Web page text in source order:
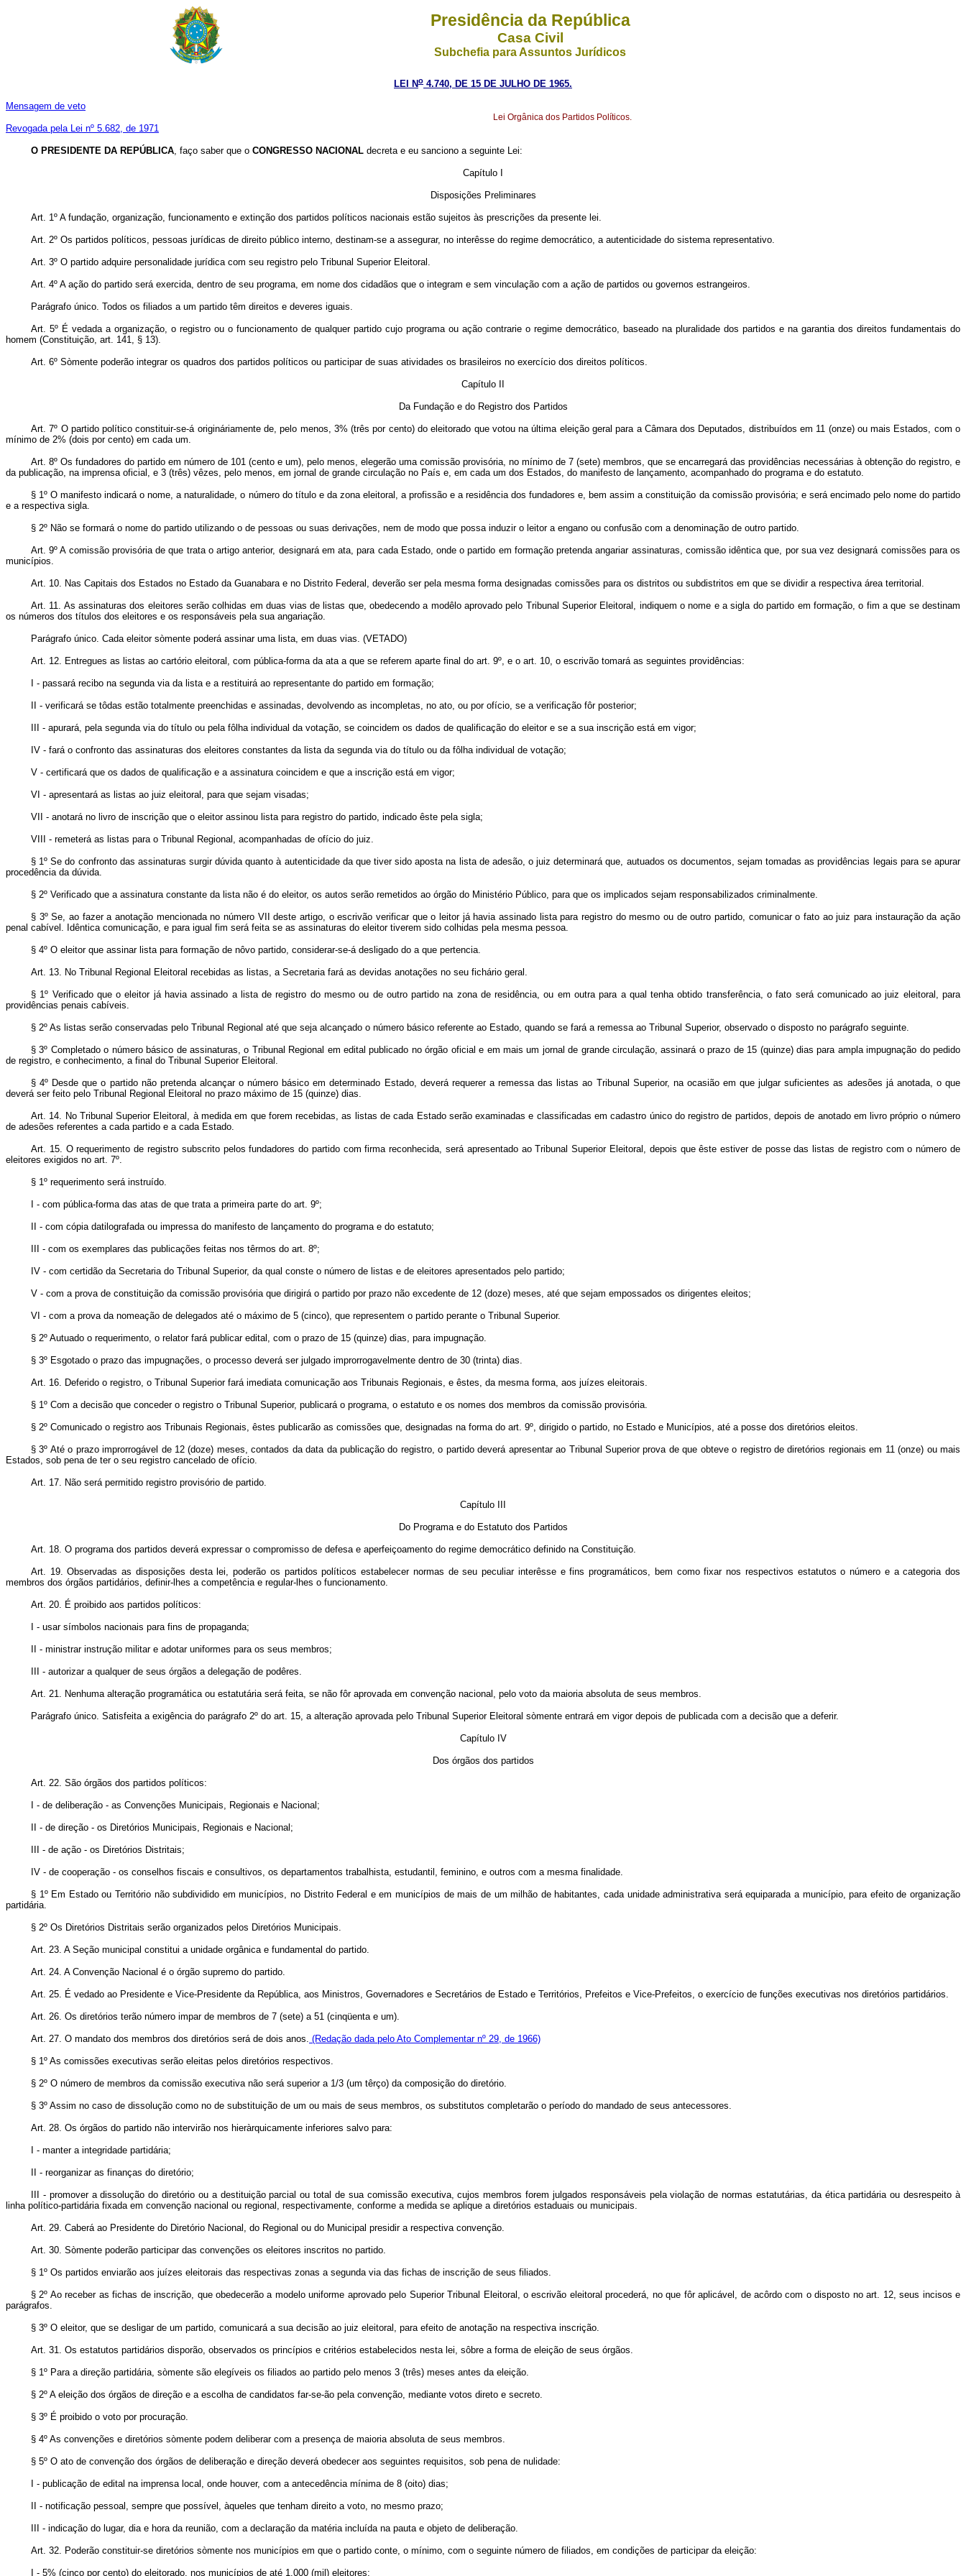
Presidência da República
Casa Civil
Subchefia para Assuntos Jurídicos
LEI No 4.740, DE 15 DE JULHO DE 1965.
Mensagem de veto
Revogada pela Lei nº 5.682, de 1971
Lei Orgânica dos Partidos Políticos.
O PRESIDENTE DA REPÚBLICA, faço saber que o CONGRESSO NACIONAL decreta e eu sanciono a seguinte Lei:
Capítulo I
Disposições Preliminares
Art. 1º A fundação, organização, funcionamento e extinção dos partidos políticos nacionais estão sujeitos às prescrições da presente lei.
Art. 2º Os partidos políticos, pessoas jurídicas de direito público interno, destinam-se a assegurar, no interêsse do regime democrático, a autenticidade do sistema representativo.
Art. 3º O partido adquire personalidade jurídica com seu registro pelo Tribunal Superior Eleitoral.
Art. 4º A ação do partido será exercida, dentro de seu programa, em nome dos cidadãos que o integram e sem vinculação com a ação de partidos ou governos estrangeiros.
Parágrafo único. Todos os filiados a um partido têm direitos e deveres iguais.
Art. 5º É vedada a organização, o registro ou o funcionamento de qualquer partido cujo programa ou ação contrarie o regime democrático, baseado na pluralidade dos partidos e na garantia dos direitos fundamentais do
homem (Constituição, art. 141, § 13).
Art. 6º Sòmente poderão integrar os quadros dos partidos políticos ou participar de suas atividades os brasileiros no exercício dos direitos políticos.
Capítulo II
Da Fundação e do Registro dos Partidos
Art. 7º O partido político constituir-se-á origináriamente de, pelo menos, 3% (três por cento) do eleitorado que votou na última eleição geral para a Câmara dos Deputados, distribuídos em 11 (onze) ou mais Estados, com o
mínimo de 2% (dois por cento) em cada um.
Art. 8º Os fundadores do partido em número de 101 (cento e um), pelo menos, elegerão uma comissão provisória, no mínimo de 7 (sete) membros, que se encarregará das providências necessárias à obtenção do registro, e
da publicação, na imprensa oficial, e 3 (três) vêzes, pelo menos, em jornal de grande circulação no País e, em cada um dos Estados, do manifesto de lançamento, acompanhado do programa e do estatuto.
§ 1º O manifesto indicará o nome, a naturalidade, o número do título e da zona eleitoral, a profissão e a residência dos fundadores e, bem assim a constituição da comissão provisória; e será encimado pelo nome do partido
e a respectiva sigla.
§ 2º Não se formará o nome do partido utilizando o de pessoas ou suas derivações, nem de modo que possa induzir o leitor a engano ou confusão com a denominação de outro partido.
Art. 9º A comissão provisória de que trata o artigo anterior, designará em ata, para cada Estado, onde o partido em formação pretenda angariar assinaturas, comissão idêntica que, por sua vez designará comissões para os
municípios.
Art. 10. Nas Capitais dos Estados no Estado da Guanabara e no Distrito Federal, deverão ser pela mesma forma designadas comissões para os distritos ou subdistritos em que se dividir a respectiva área territorial.
Art. 11. As assinaturas dos eleitores serão colhidas em duas vias de listas que, obedecendo a modêlo aprovado pelo Tribunal Superior Eleitoral, indiquem o nome e a sigla do partido em formação, o fim a que se destinam
os números dos títulos dos eleitores e os responsáveis pela sua angariação.
Parágrafo único. Cada eleitor sòmente poderá assinar uma lista, em duas vias. (VETADO)
Art. 12. Entregues as listas ao cartório eleitoral, com pública-forma da ata a que se referem aparte final do art. 9º, e o art. 10, o escrivão tomará as seguintes providências:
I - passará recibo na segunda via da lista e a restituirá ao representante do partido em formação;
II - verificará se tôdas estão totalmente preenchidas e assinadas, devolvendo as incompletas, no ato, ou por ofício, se a verificação fôr posterior;
III - apurará, pela segunda via do título ou pela fôlha individual da votação, se coincidem os dados de qualificação do eleitor e se a sua inscrição está em vigor;
IV - fará o confronto das assinaturas dos eleitores constantes da lista da segunda via do título ou da fôlha individual de votação;
V - certificará que os dados de qualificação e a assinatura coincidem e que a inscrição está em vigor;
VI - apresentará as listas ao juiz eleitoral, para que sejam visadas;
VII - anotará no livro de inscrição que o eleitor assinou lista para registro do partido, indicado êste pela sigla;
VIII - remeterá as listas para o Tribunal Regional, acompanhadas de ofício do juiz.
§ 1º Se do confronto das assinaturas surgir dúvida quanto à autenticidade da que tiver sido aposta na lista de adesão, o juiz determinará que, autuados os documentos, sejam tomadas as providências legais para se apurar
procedência da dúvida.
§ 2º Verificado que a assinatura constante da lista não é do eleitor, os autos serão remetidos ao órgão do Ministério Público, para que os implicados sejam responsabilizados criminalmente.
§ 3º Se, ao fazer a anotação mencionada no número VII deste artigo, o escrivão verificar que o leitor já havia assinado lista para registro do mesmo ou de outro partido, comunicar o fato ao juiz para instauração da ação
penal cabível. Idêntica comunicação, e para igual fim será feita se as assinaturas do eleitor tiverem sido colhidas pela mesma pessoa.
§ 4º O eleitor que assinar lista para formação de nôvo partido, considerar-se-á desligado do a que pertencia.
Art. 13. No Tribunal Regional Eleitoral recebidas as listas, a Secretaria fará as devidas anotações no seu fichário geral.
§ 1º Verificado que o eleitor já havia assinado a lista de registro do mesmo ou de outro partido na zona de residência, ou em outra para a qual tenha obtido transferência, o fato será comunicado ao juiz eleitoral, para
providências penais cabíveis.
§ 2º As listas serão conservadas pelo Tribunal Regional até que seja alcançado o número básico referente ao Estado, quando se fará a remessa ao Tribunal Superior, observado o disposto no parágrafo seguinte.
§ 3º Completado o número básico de assinaturas, o Tribunal Regional em edital publicado no órgão oficial e em mais um jornal de grande circulação, assinará o prazo de 15 (quinze) dias para ampla impugnação do pedido
de registro, e conhecimento, a final do Tribunal Superior Eleitoral.
§ 4º Desde que o partido não pretenda alcançar o número básico em determinado Estado, deverá requerer a remessa das listas ao Tribunal Superior, na ocasião em que julgar suficientes as adesões já anotada, o que
deverá ser feito pelo Tribunal Regional Eleitoral no prazo máximo de 15 (quinze) dias.
Art. 14. No Tribunal Superior Eleitoral, à medida em que forem recebidas, as listas de cada Estado serão examinadas e classificadas em cadastro único do registro de partidos, depois de anotado em livro próprio o número
de adesões referentes a cada partido e a cada Estado.
Art. 15. O requerimento de registro subscrito pelos fundadores do partido com firma reconhecida, será apresentado ao Tribunal Superior Eleitoral, depois que êste estiver de posse das listas de registro com o número de
eleitores exigidos no art. 7º.
§ 1º requerimento será instruído.
I - com pública-forma das atas de que trata a primeira parte do art. 9º;
II - com cópia datilografada ou impressa do manifesto de lançamento do programa e do estatuto;
III - com os exemplares das publicações feitas nos têrmos do art. 8º;
IV - com certidão da Secretaria do Tribunal Superior, da qual conste o número de listas e de eleitores apresentados pelo partido;
V - com a prova de constituição da comissão provisória que dirigirá o partido por prazo não excedente de 12 (doze) meses, até que sejam empossados os dirigentes eleitos;
VI - com a prova da nomeação de delegados até o máximo de 5 (cinco), que representem o partido perante o Tribunal Superior.
§ 2º Autuado o requerimento, o relator fará publicar edital, com o prazo de 15 (quinze) dias, para impugnação.
§ 3º Esgotado o prazo das impugnações, o processo deverá ser julgado improrrogavelmente dentro de 30 (trinta) dias.
Art. 16. Deferido o registro, o Tribunal Superior fará imediata comunicação aos Tribunais Regionais, e êstes, da mesma forma, aos juízes eleitorais.
§ 1º Com a decisão que conceder o registro o Tribunal Superior, publicará o programa, o estatuto e os nomes dos membros da comissão provisória.
§ 2º Comunicado o registro aos Tribunais Regionais, êstes publicarão as comissões que, designadas na forma do art. 9º, dirigido o partido, no Estado e Municípios, até a posse dos diretórios eleitos.
§ 3º Até o prazo improrrogável de 12 (doze) meses, contados da data da publicação do registro, o partido deverá apresentar ao Tribunal Superior prova de que obteve o registro de diretórios regionais em 11 (onze) ou mais
Estados, sob pena de ter o seu registro cancelado de ofício.
Art. 17. Não será permitido registro provisório de partido.
Capítulo III
Do Programa e do Estatuto dos Partidos
Art. 18. O programa dos partidos deverá expressar o compromisso de defesa e aperfeiçoamento do regime democrático definido na Constituição.
Art. 19. Observadas as disposições desta lei, poderão os partidos políticos estabelecer normas de seu peculiar interêsse e fins programáticos, bem como fixar nos respectivos estatutos o número e a categoria dos
membros dos órgãos partidários, definir-lhes a competência e regular-lhes o funcionamento.
Art. 20. É proibido aos partidos políticos:
I - usar símbolos nacionais para fins de propaganda;
II - ministrar instrução militar e adotar uniformes para os seus membros;
III - autorizar a qualquer de seus órgãos a delegação de podêres.
Art. 21. Nenhuma alteração programática ou estatutária será feita, se não fôr aprovada em convenção nacional, pelo voto da maioria absoluta de seus membros.
Parágrafo único. Satisfeita a exigência do parágrafo 2º do art. 15, a alteração aprovada pelo Tribunal Superior Eleitoral sòmente entrará em vigor depois de publicada com a decisão que a deferir.
Capítulo IV
Dos órgãos dos partidos
Art. 22. São órgãos dos partidos políticos:
I - de deliberação - as Convenções Municipais, Regionais e Nacional;
II - de direção - os Diretórios Municipais, Regionais e Nacional;
III - de ação - os Diretórios Distritais;
IV - de cooperação - os conselhos fiscais e consultivos, os departamentos trabalhista, estudantil, feminino, e outros com a mesma finalidade.
§ 1º Em Estado ou Território não subdividido em municípios, no Distrito Federal e em municípios de mais de um milhão de habitantes, cada unidade administrativa será equiparada a município, para efeito de organização
partidária.
§ 2º Os Diretórios Distritais serão organizados pelos Diretórios Municipais.
Art. 23. A Seção municipal constitui a unidade orgânica e fundamental do partido.
Art. 24. A Convenção Nacional é o órgão supremo do partido.
Art. 25. É vedado ao Presidente e Vice-Presidente da República, aos Ministros, Governadores e Secretários de Estado e Territórios, Prefeitos e Vice-Prefeitos, o exercício de funções executivas nos diretórios partidários.
Art. 26. Os diretórios terão número impar de membros de 7 (sete) a 51 (cinqüenta e um).
Art. 27. O mandato dos membros dos diretórios será de dois anos. (Redação dada pelo Ato Complementar nº 29, de 1966)
§ 1º As comissões executivas serão eleitas pelos diretórios respectivos.
§ 2º O número de membros da comissão executiva não será superior a 1/3 (um têrço) da composição do diretório.
§ 3º Assim no caso de dissolução como no de substituição de um ou mais de seus membros, os substitutos completarão o período do mandado de seus antecessores.
Art. 28. Os órgãos do partido não intervirão nos hieràrquicamente inferiores salvo para:
I - manter a integridade partidária;
II - reorganizar as finanças do diretório;
III - promover a dissolução do diretório ou a destituição parcial ou total de sua comissão executiva, cujos membros forem julgados responsáveis pela violação de normas estatutárias, da ética partidária ou desrespeito à
linha político-partidária fixada em convenção nacional ou regional, respectivamente, conforme a medida se aplique a diretórios estaduais ou municipais.
Art. 29. Caberá ao Presidente do Diretório Nacional, do Regional ou do Municipal presidir a respectiva convenção.
Art. 30. Sòmente poderão participar das convenções os eleitores inscritos no partido.
§ 1º Os partidos enviarão aos juízes eleitorais das respectivas zonas a segunda via das fichas de inscrição de seus filiados.
§ 2º Ao receber as fichas de inscrição, que obedecerão a modelo uniforme aprovado pelo Superior Tribunal Eleitoral, o escrivão eleitoral procederá, no que fôr aplicável, de acôrdo com o disposto no art. 12, seus incisos e
parágrafos.
§ 3º O eleitor, que se desligar de um partido, comunicará a sua decisão ao juiz eleitoral, para efeito de anotação na respectiva inscrição.
Art. 31. Os estatutos partidários disporão, observados os princípios e critérios estabelecidos nesta lei, sôbre a forma de eleição de seus órgãos.
§ 1º Para a direção partidária, sòmente são elegíveis os filiados ao partido pelo menos 3 (três) meses antes da eleição.
§ 2º A eleição dos órgãos de direção e a escolha de candidatos far-se-ão pela convenção, mediante votos direto e secreto.
§ 3º É proibido o voto por procuração.
§ 4º As convenções e diretórios sòmente podem deliberar com a presença de maioria absoluta de seus membros.
§ 5º O ato de convenção dos órgãos de deliberação e direção deverá obedecer aos seguintes requisitos, sob pena de nulidade:
I - publicação de edital na imprensa local, onde houver, com a antecedência mínima de 8 (oito) dias;
II - notificação pessoal, sempre que possível, àqueles que tenham direito a voto, no mesmo prazo;
III - indicação do lugar, dia e hora da reunião, com a declaração da matéria incluída na pauta e objeto de deliberação.
Art. 32. Poderão constituir-se diretórios sòmente nos municípios em que o partido conte, o mínimo, com o seguinte número de filiados, em condições de participar da eleição:
I - 5% (cinco por cento) do eleitorado, nos municípios de até 1.000 (mil) eleitores;